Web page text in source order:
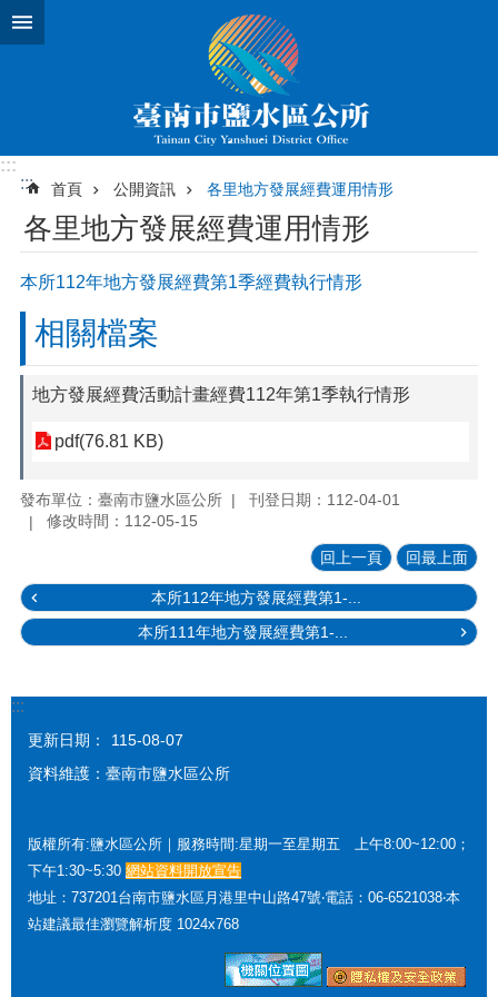
跳到主要內容區塊
:::
:::
首頁 公開資訊 各里地方發展經費運用情形
各里地方發展經費運用情形
本所112年地方發展經費第1季經費執行情形
相關檔案
地方發展經費活動計畫經費112年第1季執行情形
pdf(76.81 KB)
發布單位：臺南市鹽水區公所
刊登日期：112-04-01
修改時間：112-05-15
回上一頁 回最上面
本所112年地方發展經費第1-...
本所111年地方發展經費第1-...
:::
更新日期：
115-08-07
資料維護：臺南市鹽水區公所
版權所有:鹽水區公所｜服務時間:星期一至星期五 上午8:00~12:00；
下午1:30~5:30 網站資料開放宣告
地址：737201台南市鹽水區月港里中山路47號‧電話：06-6521038‧本
站建議最佳瀏覽解析度 1024x768